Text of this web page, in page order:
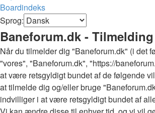
Boardindeks
Søg
Sprog:
Baneforum.dk - Tilmelding
Når du tilmelder dig "Baneforum.dk" (i det
"vores", "Baneforum.dk", "https://
at være retsgyldigt bundet af de følgende
at tilmelde dig og/eller bruge
indvilliger i at være retsgyldigt bundet af